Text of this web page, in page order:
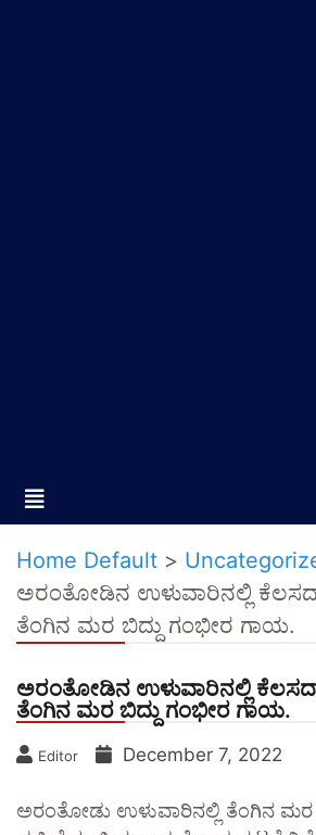
Home Default >
ಅರಂತೋಡಿನ ಉಳುವಾರಿನಲ್ಲಿ
ತೆಂಗಿನ ಮರ ಬಿದ್ದು ಗಂಭೀರ ಗಾಯ.
ಅರಂತೋಡಿನ ಉಳುವಾರಿನಲ್ಲಿ
ತೆಂಗಿನ ಮರ ಬಿದ್ದು ಗಂಭೀರ ಗಾಯ.
Editor December 7, 2022
ಅರಂತೋಡು ಉಳುವಾರಿನಲ್ಲಿ ತೆಂಗಿನ ಮರ